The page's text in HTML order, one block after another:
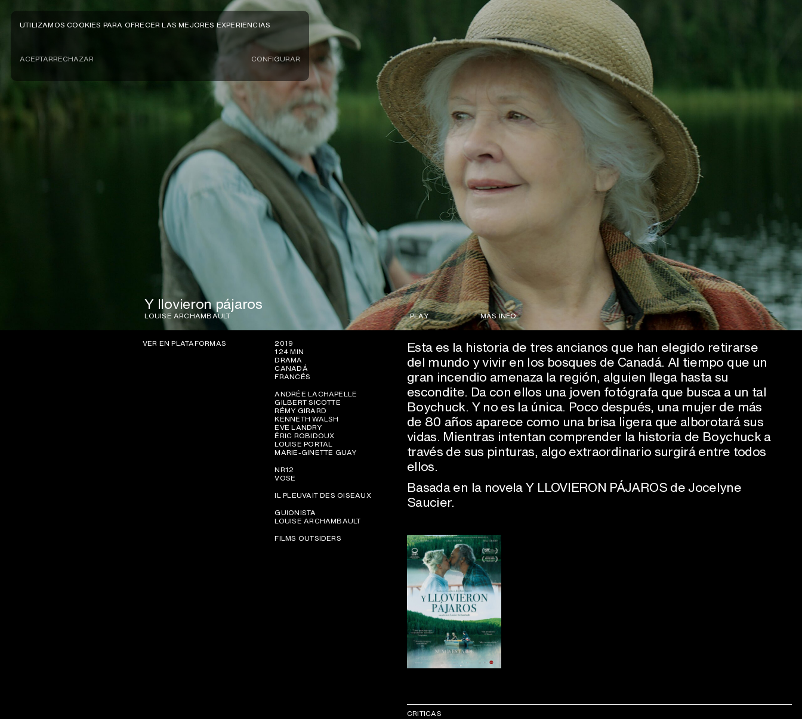
UTILIZAMOS COOKIES PARA OFRECER LAS MEJORES EXPERIENCIAS
ACEPTARRECHAZAR CONFIGURAR
Y llovieron pájaros
LOUISE ARCHAMBAULT PLAY MÁS INFO
VER EN PLATAFORMAS
2019
124 MIN
DRAMA
CANADÁ
FRANCÉS
ANDRÉE LACHAPELLE
GILBERT SICOTTE
RÉMY GIRARD
KENNETH WALSH
EVE LANDRY
ÉRIC ROBIDOUX
LOUISE PORTAL
MARIE-GINETTE GUAY
NR12
VOSE
IL PLEUVAIT DES OISEAUX
GUIONISTA
LOUISE ARCHAMBAULT
FILMS OUTSIDERS
Esta es la historia de tres ancianos que han elegido retirarse
del mundo y vivir en los bosques de Canadá. Al tiempo que un
gran incendio amenaza la región, alguien llega hasta su
escondite. Da con ellos una joven fotógrafa que busca a un tal
Boychuck. Y no es la única. Poco después, una mujer de más
de 80 años aparece como una brisa ligera que alborotará sus
vidas. Mientras intentan comprender la historia de Boychuck a
través de sus pinturas, algo extraordinario surgirá entre todos
ellos.
Basada en la novela Y LLOVIERON PÁJAROS de Jocelyne
Saucier.
CRITICAS